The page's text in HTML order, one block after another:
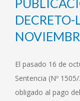
El pasado 16 de
Sentencia (Nº
obligado al pago